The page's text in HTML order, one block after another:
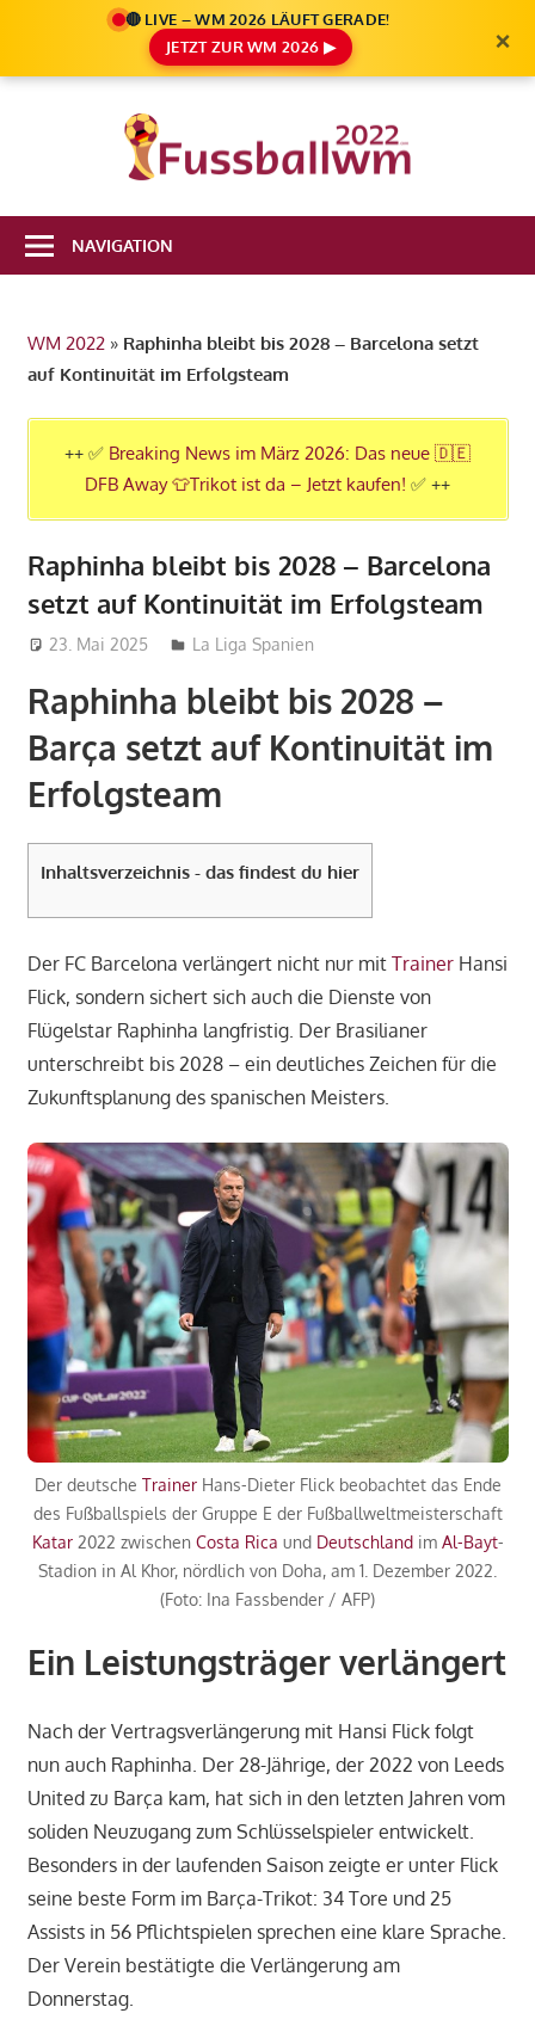
🔴 LIVE – WM 2026 LÄUFT GERADE!
JETZT ZUR WM 2026 ▶
×
Infos
in
Katar
NAVIGATION
WM 2022» Raphinha bleibt bis 2028 – Barcelona setzt
auf Kontinuität im Erfolgsteam
++ ✅ Breaking News im März 2026: Das neue 🇩🇪
DFB Away 👕Trikot ist da – Jetzt kaufen! ✅ ++
Raphinha bleibt bis 2028 – Barcelona
setzt auf Kontinuität im Erfolgsteam
23. Mai 2025 admin_wm2022
La Liga Spanien
Raphinha bleibt bis 2028 –
Barça setzt auf Kontinuität im
Erfolgsteam
Inhaltsverzeichnis - das findest du hier
Der FC Barcelona verlängert nicht nur mit TrainerHansi
Flick, sondern sichert sich auch die Dienste von
Flügelstar Raphinha langfristig. Der Brasilianer
unterschreibt bis 2028 – ein deutliches Zeichen für die
Zukunftsplanung des spanischen Meisters.
Der deutsche TrainerHans-Dieter Flick beobachtet das Ende
des Fußballspiels der Gruppe E der Fußballweltmeisterschaft
Katar2022 zwischen Costa Rica und Deutschlandim Al-Bayt-
Stadion in Al Khor, nördlich von Doha, am 1. Dezember 2022.
(Foto: Ina Fassbender / AFP)
Ein Leistungsträger verlängert
Nach der Vertragsverlängerung mit Hansi Flick folgt
nun auch Raphinha. Der 28-Jährige, der 2022 von Leeds
United zu Barça kam, hat sich in den letzten Jahren vom
soliden Neuzugang zum Schlüsselspieler entwickelt.
Besonders in der laufenden Saison zeigte er unter Flick
seine beste Form im Barça-Trikot: 34 Tore und 25
Assists in 56 Pflichtspielen sprechen eine klare Sprache.
Der Verein bestätigte die Verlängerung am
Donnerstag.